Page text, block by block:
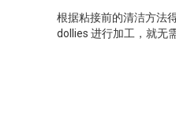
根据粘接前的清洁方法
dollies 进行加工，就无